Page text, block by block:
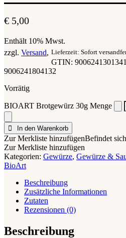
€ 5,00
Enthält 10% Mwst.
zzgl. Versand Lieferzeit: Sofort
GTIN:
9006241804132
Vorrätig
BIOART Brotgewürz 30g Menge
In den Warenkorb
Zur Merkliste hinzufügenBefindet
Zur Merkliste hinzufügen
Kategorien: Gewürze, Gewürze &
BioArt
Beschreibung
Zusätzliche Informationen
Zutaten
Rezensionen (0)
Beschreibung